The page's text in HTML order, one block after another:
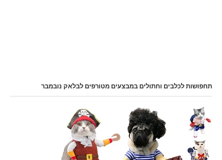
תחפושות לכלבים וחתולים במבצעים מטורפים לבלאק נובמבר